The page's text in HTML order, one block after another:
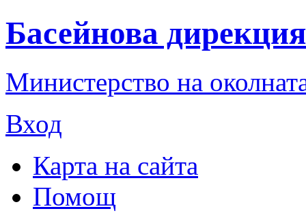
Басейнова
Министерство на
Вход
Карта на сайта
Помощ